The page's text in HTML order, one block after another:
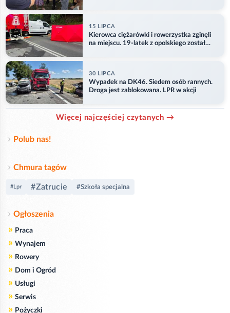
15 LIPCA
Kierowca ciężarówki i rowerzystka zginęli
na miejscu. 19-latek z opolskiego został
30 LIPCA
Wypadek na DK46. Siedem osób rannych.
Droga jest zablokowana. LPR w akcji
Więcej najczęściej czytanych →
Polub nas!
Chmura tagów
#Lpr #Zatrucie #Szkoła specjalna
Ogłoszenia
» Praca
» Wynajem
» Rowery
» Dom i Ogród
» Usługi
» Serwis
» Pożyczki